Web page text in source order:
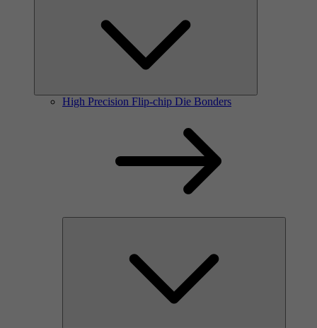
High Precision Flip-chip Die Bonders